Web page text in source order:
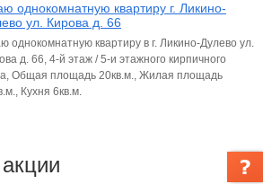
однокомнатную квартиру г. Ликино-
ул. Кирова д. 66
однокомнатную квартиру в г. Ликино-Дулево ул.
д. 66, 4-й этаж / 5-и этажного кирпичного
Общая площадь 20кв.м., Жилая площадь
Кухня 6кв.м.